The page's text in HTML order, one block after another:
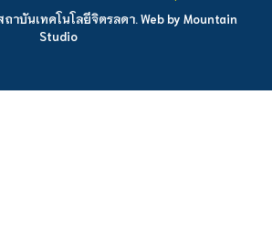
าบันเทคโนโลยีจิตรลดา. Web by Mountain
Studio